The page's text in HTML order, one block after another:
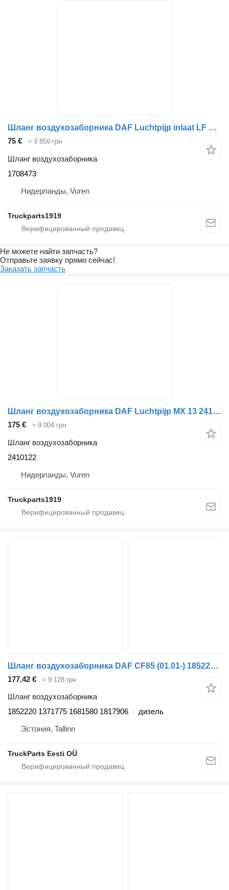
Шланг воздухозаборника DAF Luchtpijp inlaat LF 1708473 для грузовика
75 € ≈ 3 859 грн
Шланг воздухозаборника
1708473
Нидерланды, Vuren
Truckparts1919
Не можете найти запчасть?
Отправьте заявку прямо сейчас!
Заказать запчасть
Шланг воздухозаборника DAF Luchtpijp MX 13 2410122 для грузовика
175 € ≈ 9 004 грн
Шланг воздухозаборника
2410122
Нидерланды, Vuren
Truckparts1919
Шланг воздухозаборника DAF CF85 (01.01-) 1852220 для тягача DAF LF45, LF55, LF180, CF65, CF75, CF85 (2001-)
177,42 € ≈ 9 128 грн
Шланг воздухозаборника
1852220 1371775 1681580 1817906
дизель
Эстония, Tallinn
TruckParts Eesti OÜ